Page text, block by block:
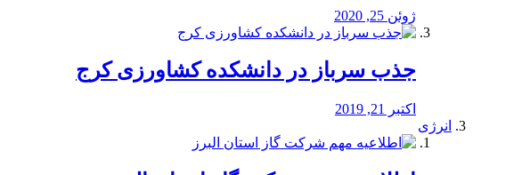
ژوئن 25, 2020
جذب سرباز در دانشکده کشاورزی کرج
اکتبر 21, 2019
انرژی